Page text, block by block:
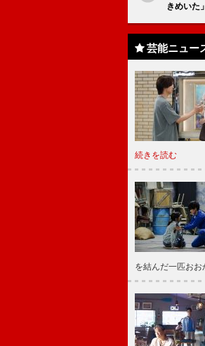
きめいた」
芸能ニュー
続きを読む
を結んだ一匹お